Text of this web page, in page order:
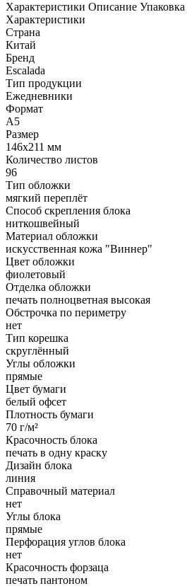
Характеристики Описание Упаковка
Характеристики
Страна
Китай
Бренд
Escalada
Тип продукции
Ежедневники
Формат
А5
Размер
146х211 мм
Количество листов
96
Тип обложки
мягкий переплёт
Способ скрепления блока
ниткошвейный
Материал обложки
искусственная кожа "Виннер"
Цвет обложки
фиолетовый
Отделка обложки
печать полноцветная высокая
Обстрочка по периметру
нет
Тип корешка
скруглённый
Углы обложки
прямые
Цвет бумаги
белый офсет
Плотность бумаги
70 г/м²
Красочность блока
печать в одну краску
Дизайн блока
линия
Справочный материал
нет
Углы блока
прямые
Перфорация углов блока
нет
Красочность форзаца
печать пантоном